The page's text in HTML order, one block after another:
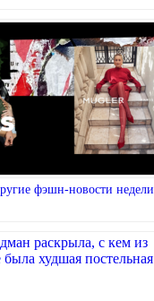
фэшн-новости недели